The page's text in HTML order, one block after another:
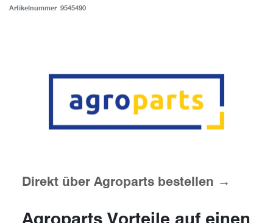
Artikelnummer 9545490
Direkt über Agroparts bestellen →
Agroparts Vorteile auf einen